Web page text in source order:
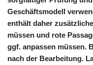
Geschäftsmodell
enthält daher
müssen und rote
ggf. anpassen müssen.
nach der Bearbeitung.